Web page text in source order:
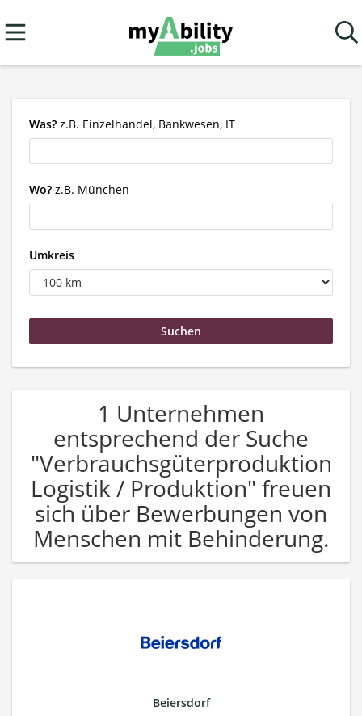
Was? z.B. Einzelhandel, Bankwesen, IT
Wo? z.B. München
Umkreis
1 Unternehmen
entsprechend der Suche
"Verbrauchsgüterproduktion
Logistik / Produktion" freuen
sich über Bewerbungen von
Menschen mit Behinderung.
Beiersdorf